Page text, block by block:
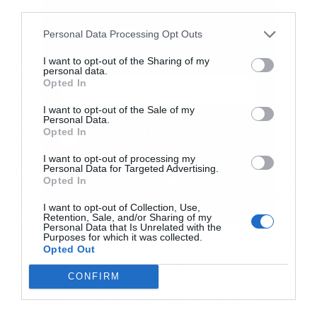
Personal Data Processing Opt Outs
I want to opt-out of the Sharing of my
personal data.
Opted In
I want to opt-out of the Sale of my
Personal Data.
Opted In
I want to opt-out of processing my
Personal Data for Targeted Advertising.
Opted In
I want to opt-out of Collection, Use,
Retention, Sale, and/or Sharing of my
Personal Data that Is Unrelated with the
Purposes for which it was collected.
Opted Out
CONFIRM
μίσθωμα» για το 30% των διαμερισμάτων κάθε
νέας ιδιωτικής κατασκευής.
Θα προβλέπεται μακροχρόνια μίσθωση
διάρκειας τουλάχιστον δέκα ετών με
προκαθορισμένο ενοίκιο και μάλιστα
χαμηλότερο της αγοράς.
Η συμμετοχή των εταιρειών θα είναι εθελοντική,
τα ενοίκια.
Ανοιχτό παραμένει το ερώτημα αν το πρόγραμμα
«Κατασκευάζω-Νοικιάζω» θα αφορά τις
οικοδομές που θα εγκαινιαστούν μετά την
Εγγραφή στο
newsletter
Αποδέχομαι τους